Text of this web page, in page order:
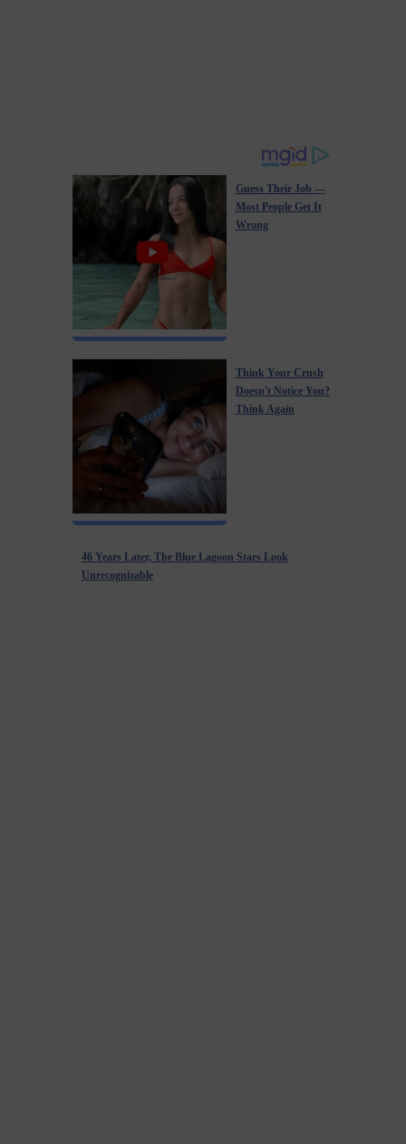
Guess Their Job —
Most People Get It
Wrong
Think Your Crush
Doesn't Notice You?
Think Again
46 Years Later, The Blue Lagoon Stars Look
Unrecognizable